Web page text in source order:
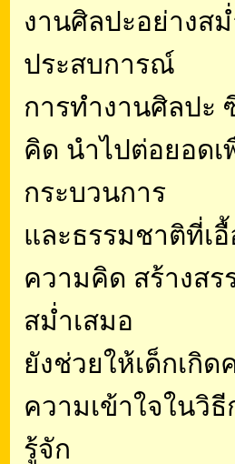
งานศิลปะอย่างส
ประสบการณ์
การทำงานศิลปะ
คิด นำไปต่อยอดเ
กระบวนการ
และธรรมชาติที่เ
ความคิด สร้างส
สม่ำเสมอ
ยังช่วยให้เด็กเกิ
ความเข้าใจในวิ
รู้จัก